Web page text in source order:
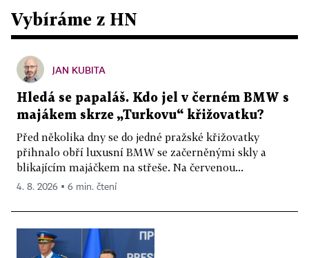
Vybíráme z HN
JAN KUBITA
Hledá se papaláš. Kdo jel v černém BMW s
majákem skrze „Turkovu“ křižovatku?
Před několika dny se do jedné pražské křižovatky
přihnalo obří luxusní BMW se začerněnými skly a
blikajícím majáčkem na střeše. Na červenou...
4. 8. 2026 ▪ 6 min. čtení